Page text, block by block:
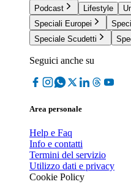
Podcast
Lifestyle
Speciali Europei
Speciale Scudetti
Seguici anche su
Area personale
Help e Faq
Info e contatti
Termini del servizio
Utilizzo dati e privacy
Cookie Policy